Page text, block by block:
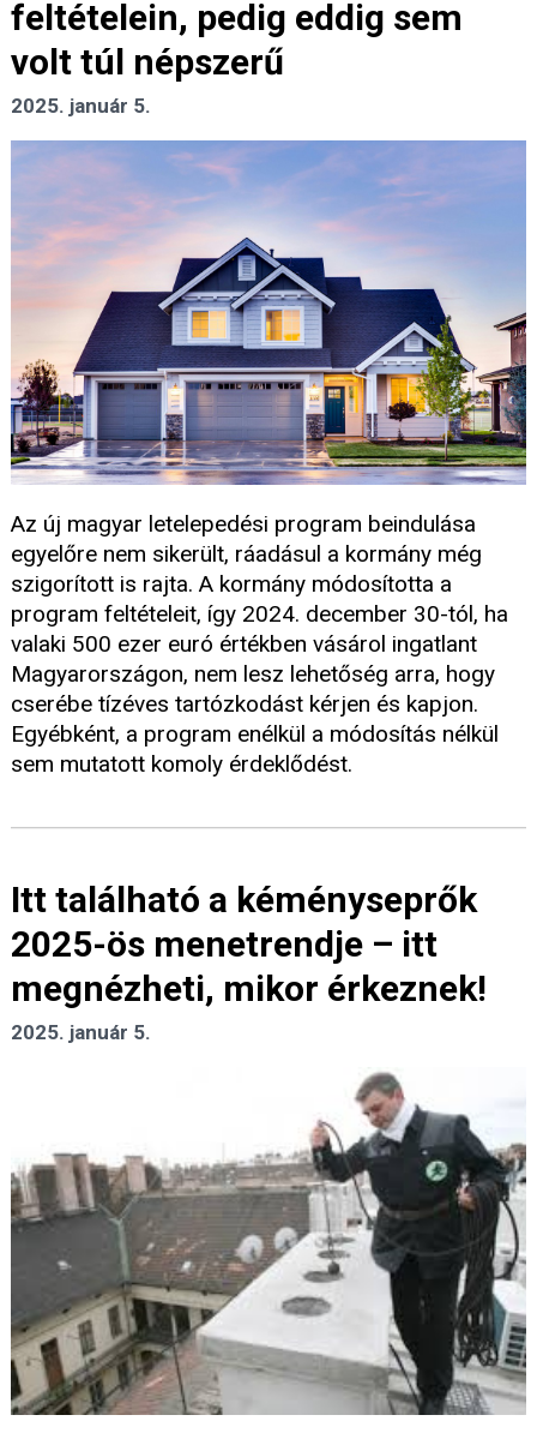
feltételein, pedig eddig sem
volt túl népszerű
2025. január 5.
Az új magyar letelepedési program beindulása
egyelőre nem sikerült, ráadásul a kormány még
szigorított is rajta. A kormány módosította a
program feltételeit, így 2024. december 30-tól, ha
valaki 500 ezer euró értékben vásárol ingatlant
Magyarországon, nem lesz lehetőség arra, hogy
cserébe tízéves tartózkodást kérjen és kapjon.
Egyébként, a program enélkül a módosítás nélkül
sem mutatott komoly érdeklődést.
Itt található a kéményseprők
2025-ös menetrendje – itt
megnézheti, mikor érkeznek!
2025. január 5.